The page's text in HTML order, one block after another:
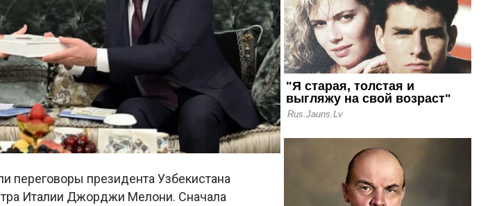
переговоры президента Узбекистана
Италии Джорджи Мелони. Сначала